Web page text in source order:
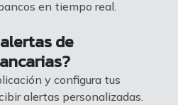
en tiempo real.
de
y configura tus
alertas personalizadas.